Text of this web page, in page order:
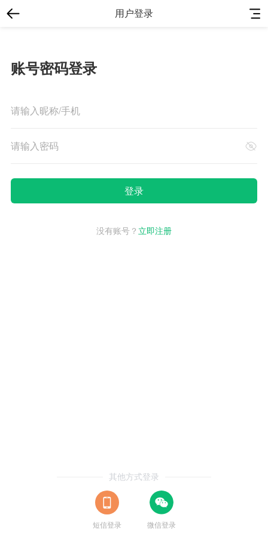
用户登录
账号密码登录
没有账号？ 立即注册
其他方式登录
短信登录 微信登录